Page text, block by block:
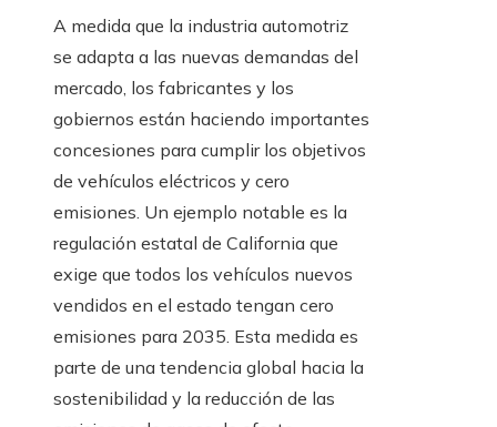
A medida que la industria automotriz
se adapta a las nuevas demandas del
mercado, los fabricantes y los
gobiernos están haciendo importantes
concesiones para cumplir los objetivos
de vehículos eléctricos y cero
emisiones. Un ejemplo notable es la
regulación estatal de California que
exige que todos los vehículos nuevos
vendidos en el estado tengan cero
emisiones para 2035. Esta medida es
parte de una tendencia global hacia la
sostenibilidad y la reducción de las